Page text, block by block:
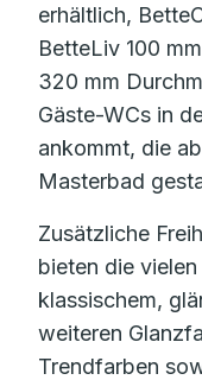
erhältlich,
BetteLiv 100
320 mm
Gäste-WCs in
ankommt, die
Masterbad
Zusätzliche
bieten die
klassischem,
weiteren
Trendfarben